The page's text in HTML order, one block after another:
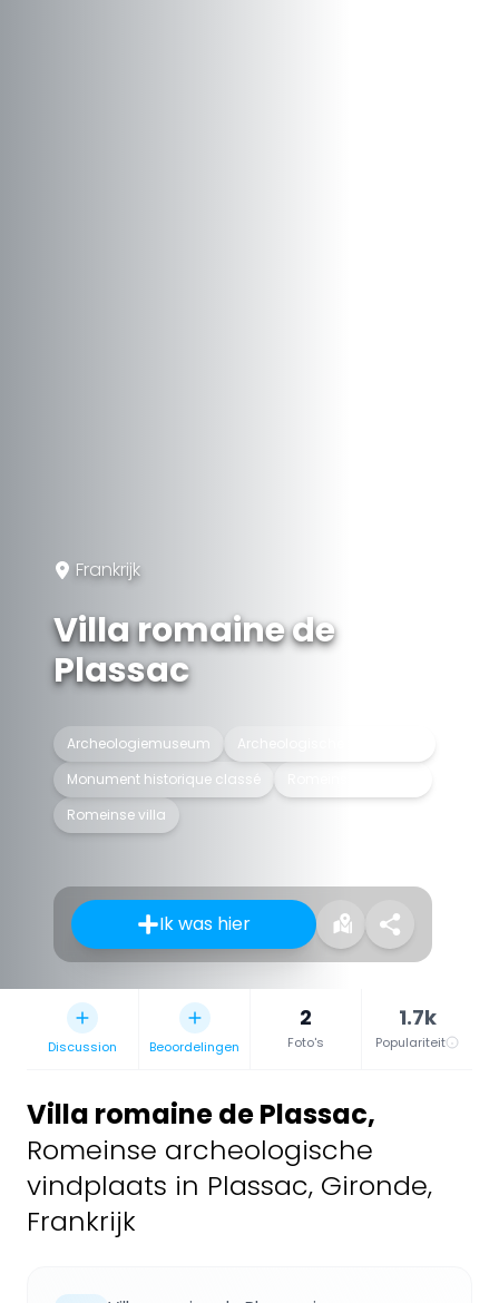
Frankrijk
Villa romaine de
Plassac
Archeologiemuseum
Archeologische vindplaats
Monument historique classé
Romeinse villa
Ik was hier
Discussion Beoordelingen
2
Foto's
1.7k
Populariteit
Villa romaine de Plassac,
Romeinse archeologische
vindplaats in Plassac, Gironde,
Frankrijk